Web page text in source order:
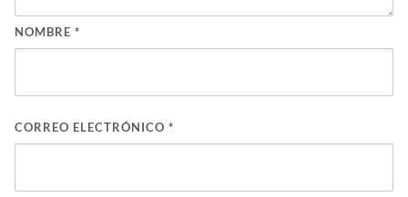
NOMBRE *
CORREO ELECTRÓNICO *